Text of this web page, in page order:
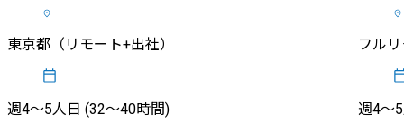
東京都（リモート+出社）
週4〜5人日 (32〜40時間)
フル
週4〜